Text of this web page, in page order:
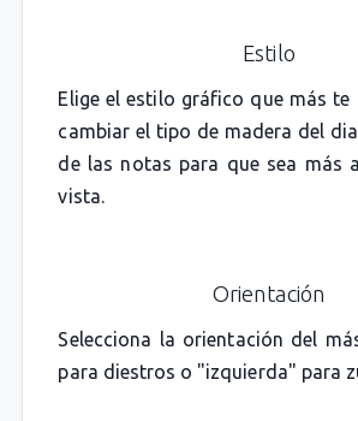
Estilo
Elige el estilo gráfico que más te
cambiar el tipo de madera del
de las notas para que sea más
vista.
Orientación
Selecciona la orientación del
para diestros o "izquierda" para